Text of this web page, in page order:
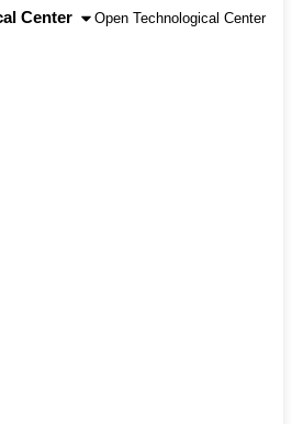
Center Open Technological Center